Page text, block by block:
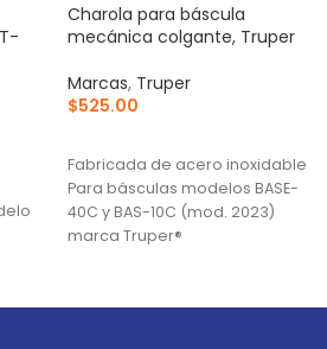
Charola para báscula
mecánica colgante, Truper
Marcas, Truper
$525.00
Fabricada de acero inoxidable
Para básculas modelos BASE-
40C y BAS-10C (mod. 2023)
marca Truper®